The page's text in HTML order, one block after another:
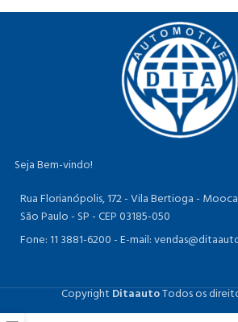
Seja Bem-vindo!
Rua Florianópolis, 172 - Vila Bertioga - Mooca
São Paulo - SP - CEP 03185-050
Fone: 11 3881-6200 -E-mail:
CopyrightDitaautoTodos os